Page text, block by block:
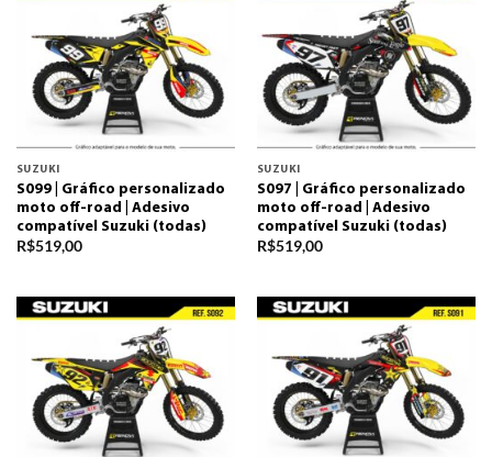
SUZUKI
S099 | Gráfico personalizado
moto off-road | Adesivo
compatível Suzuki (todas)
R$519,00
SUZUKI
S097 | Gráfico personalizado
moto off-road | Adesivo
compatível Suzuki (todas)
R$519,00